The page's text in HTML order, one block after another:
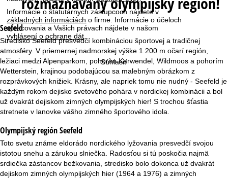
Informácie o štatutárnych zástupcoch nájdete v
základných informáciách o firme. Informácie o účeloch
spracovania a Vašich právach nájdete v našom
vyhlásení o ochrane dát
Súhlasiť
v
á
s
t
r
á
n
Seefeld
Stredisko Seefeld presvedčí kombináciou športovej a tradičnej
atmosféry. V priemernej nadmorskej výške 1 200 m očarí región,
ležiaci medzi Alpenparkom, pohorím Karwendel, Wildmoos a pohorím
Wetterstein, krajinou podobajúcou sa malebným obrázkom z
rozprávkových knižiek. Krásny, ale napriek tomu nie nudný - Seefeld je
každým rokom dejisko svetového pohára v nordickej kombinácii a bol
už dvakrát dejiskom zimných olympijských hier! S trochou šťastia
stretnete v lanovke vášho zimného športového idola.
Olympijský región Seefeld
Toto svetu známe eldorádo nordického lyžovania presvedčí svojou
istotou snehu a zárukou slniečka. Radosťou si tú poskočia najmä
srdiečka zástancov bežkovania, stredisko bolo dokonca už dvakrát
dejiskom zimných olympijských hier (1964 a 1976) a zimných